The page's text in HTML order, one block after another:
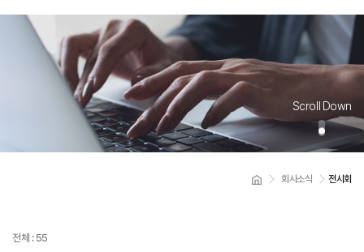
Scroll Down
회사소식 전시회
전체 : 55